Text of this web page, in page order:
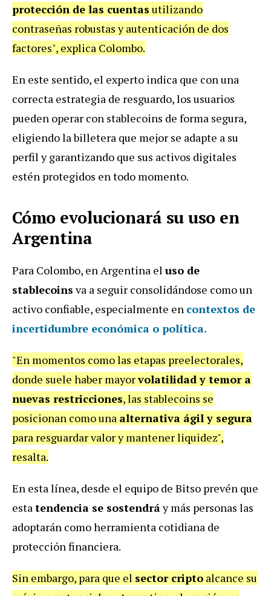
protección de las cuentas utilizando
contraseñas robustas y autenticación de dos
factores", explica Colombo.
En este sentido, el experto indica que con una
correcta estrategia de resguardo, los usuarios
pueden operar con stablecoins de forma segura,
eligiendo la billetera que mejor se adapte a su
perfil y garantizando que sus activos digitales
estén protegidos en todo momento.
Cómo evolucionará su uso en
Argentina
Para Colombo, en Argentina el uso de
stablecoins va a seguir consolidándose como un
activo confiable, especialmente en contextos de
incertidumbre económica o política.
"En momentos como las etapas preelectorales,
donde suele haber mayorvolatilidad y temor a
nuevas restricciones, las stablecoins se
posicionan como una alternativa ágil y segura
para resguardar valor y mantener liquidez",
resalta.
En esta línea, desde el equipo de Bitso prevén que
estatendencia se sostendráy más personas las
adoptarán como herramienta cotidiana de
protección financiera.
Sin embargo, para que el sector cripto alcance su